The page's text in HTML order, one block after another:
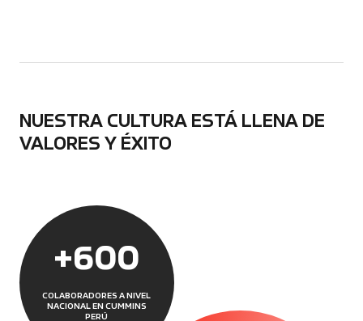
NUESTRA CULTURA ESTÁ LLENA DE
VALORES Y ÉXITO
+600
COLABORADORES A NIVEL
NACIONAL EN CUMMINS
PERÚ